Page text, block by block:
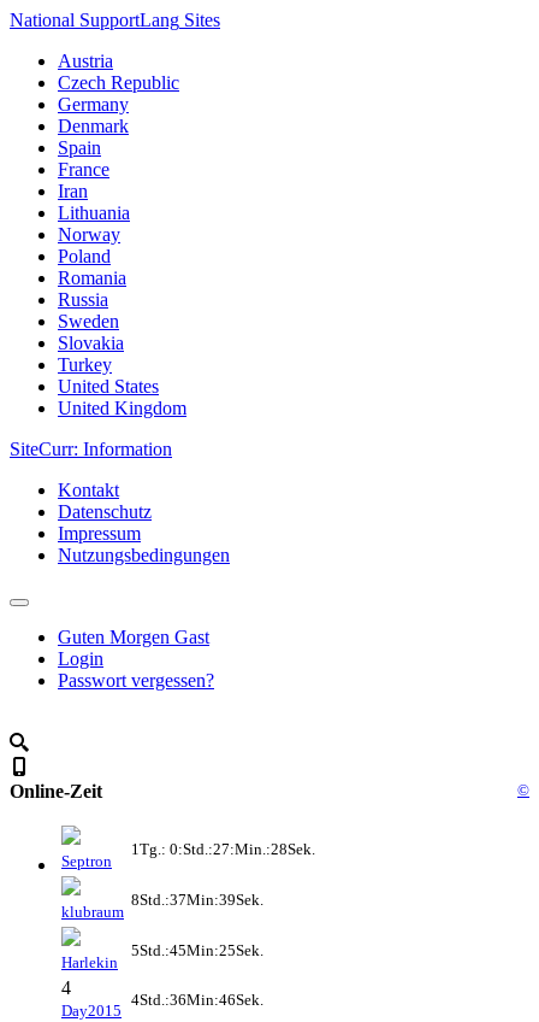
National SupportLang Sites
Austria
Czech Republic
Germany
Denmark
Spain
France
Iran
Lithuania
Norway
Poland
Romania
Russia
Sweden
Slovakia
Turkey
United States
United Kingdom
SiteCurr: Information
Kontakt
Datenschutz
Impressum
Nutzungsbedingungen
Guten Morgen Gast
Login
Passwort vergessen?
Online-Zeit ©
Septron
1Tg.: 0:Std.:27:Min.:28Sek.
klubraum
8Std.:37Min:39Sek.
Harlekin
5Std.:45Min:25Sek.
4
Day2015
4Std.:36Min:46Sek.